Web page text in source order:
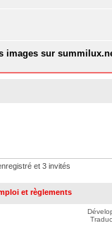
images sur
et 3 invités
et règlements